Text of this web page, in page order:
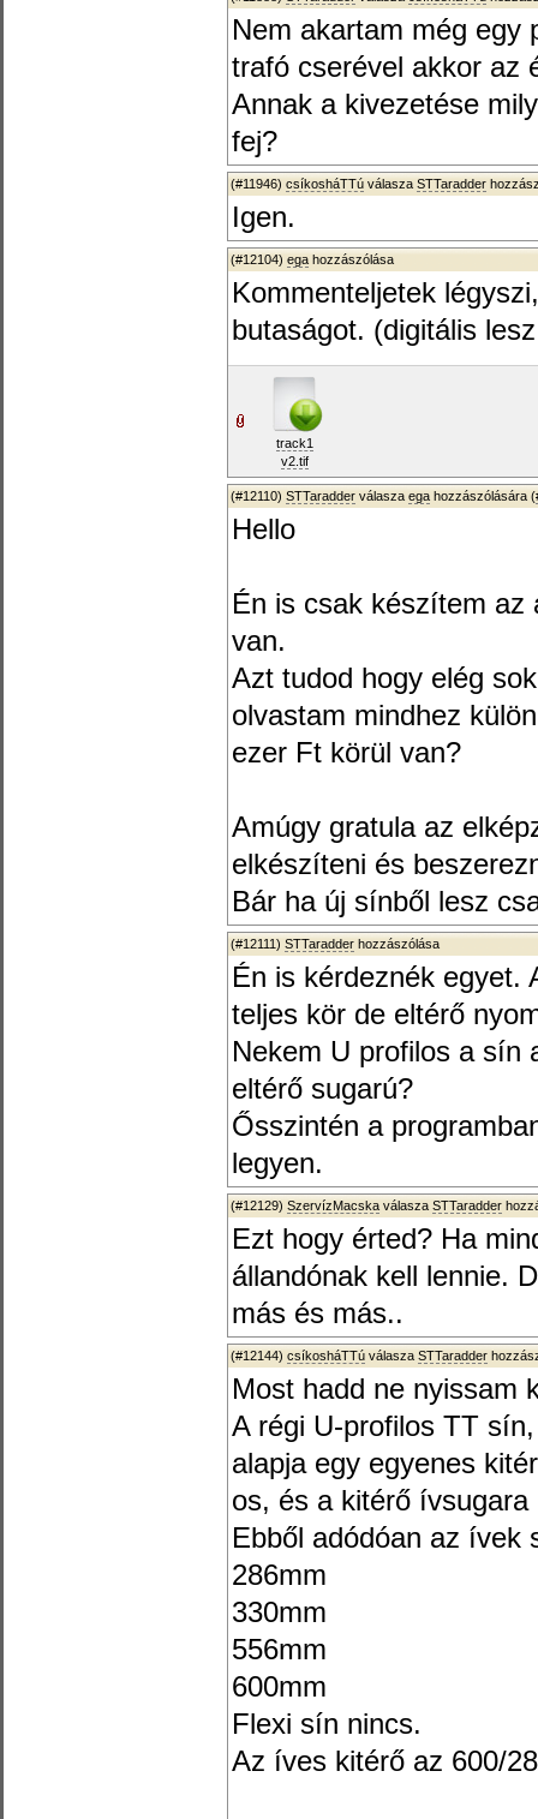
Nem akartam még egy
trafó cserével akkor az
Annak a kivezetése
fej?
(#11946) csíkosháTTú válasza STTaradder
Igen.
(#12104) ega hozzászólása
Kommenteljetek
butaságot. (digitális
track1
v2.tif
(#12110) STTaradder válasza ega hozzászólására (
Hello
Én is csak készítem az
van.
Azt tudod hogy elég
olvastam mindhez
ezer Ft körül van?
Amúgy gratula az
elkészíteni és
Bár ha új sínből lesz
(#12111) STTaradder hozzászólása
Én is kérdeznék egyet.
teljes kör de eltérő
Nekem U profilos a sín
eltérő sugarú?
Ősszintén a
legyen.
(#12129) SzervízMacska válasza STTaradder
Ezt hogy érted? Ha
állandónak kell lennie.
más és más..
(#12144) csíkosháTTú válasza STTaradder
Most hadd ne nyissam
A régi U-profilos TT
alapja egy egyenes
os, és a kitérő ívsugara
Ebből adódóan az ívek
286mm
330mm
556mm
600mm
Flexi sín nincs.
Az íves kitérő az 600/